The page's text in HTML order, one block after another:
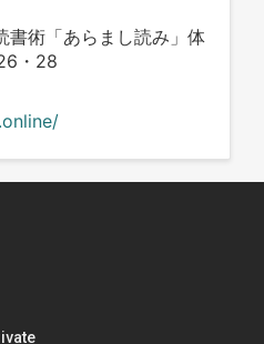
書術「あらまし読み」体
・28